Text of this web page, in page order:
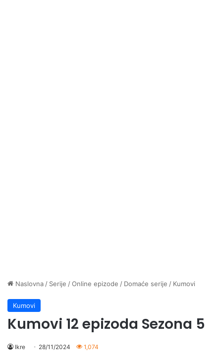
Naslovna / Serije /Online epizode / Domaće serije / Kumovi
Kumovi
Kumovi 12 epizoda Sezona 5
Ikre 28/11/2024 1,074